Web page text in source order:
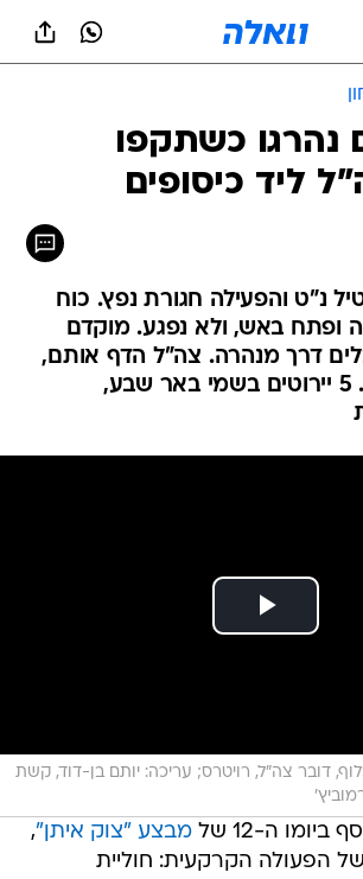
נהרגו כשתקפו
ליד כיסופים
נ"ט והפעילה חגורת נפץ. כוח
ופתח באש, ולא נפגע. מוקדם
דרך מנהרה. צה"ל הדף אותם,
2 פצועים בינוני. 5 יירוטים בשמי באר שבע,
דובר צה"ל, רויטרס; עריכה: יותם בן-דוד, קשת
ביומו ה-12 של מבצע "צוק איתן",
הפעולה הקרקעית: חוליית